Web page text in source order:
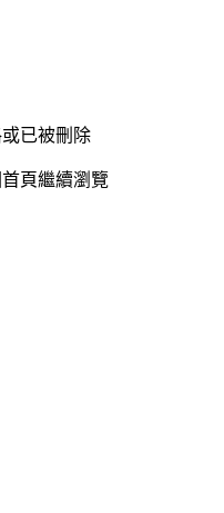
已被刪除
頁繼續瀏覽